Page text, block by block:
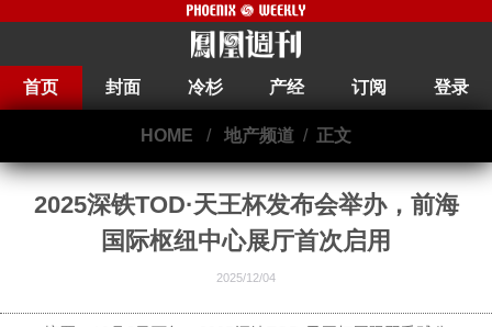
首页 封面 冷杉 产经 订阅 登录
HOME / 地产频道 / 正文
2025深铁TOD·天王杯发布会举办，前海
国际枢纽中心展厅首次启用
2025/12/04